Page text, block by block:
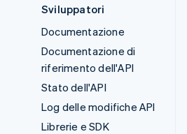
Sviluppatori
Documentazione
Documentazione di
riferimento dell'API
Stato dell'API
Log delle modifiche API
Librerie e SDK